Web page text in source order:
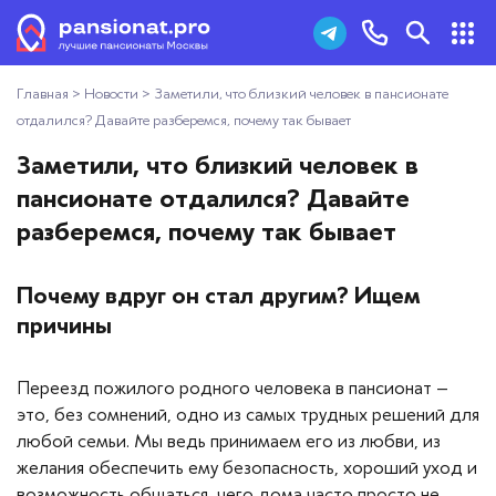
Пансионаты для пожилых
Дома престарелых
Пансионаты для ветеранов
Как выбрать пансионат
Добавить пансионат
Отзывы
+7 (495) 181-43-93
Заказать звонок
Главная > Новости > Заметили, что близкий человек в пансионате
отдалился? Давайте разберемся, почему так бывает
Заметили, что близкий человек в
пансионате отдалился? Давайте
разберемся, почему так бывает
Почему вдруг он стал другим? Ищем
причины
Переезд пожилого родного человека в пансионат –
это, без сомнений, одно из самых трудных решений для
любой семьи. Мы ведь принимаем его из любви, из
желания обеспечить ему безопасность, хороший уход и